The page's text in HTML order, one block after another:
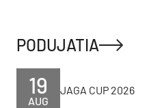
PODUJATIA
AUG
19 JAGA CUP 2026